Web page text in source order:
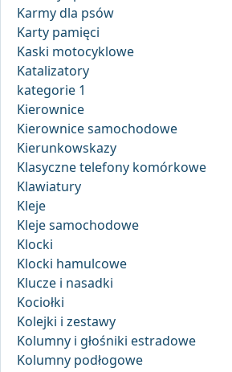
Karmy dla psów
Karty pamięci
Kaski motocyklowe
Katalizatory
kategorie 1
Kierownice
Kierownice samochodowe
Kierunkowskazy
Klasyczne telefony komórkowe
Klawiatury
Kleje
Kleje samochodowe
Klocki
Klocki hamulcowe
Klucze i nasadki
Kociołki
Kolejki i zestawy
Kolumny i głośniki estradowe
Kolumny podłogowe